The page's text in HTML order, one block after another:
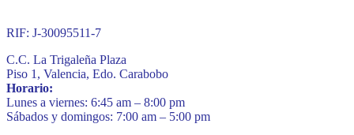
RIF: J-30095511-7
C.C. La Trigaleña Plaza
Piso 1, Valencia, Edo. Carabobo
Horario:
Lunes a viernes: 6:45 am – 8:00 pm
Sábados y domingos: 7:00 am – 5:00 pm